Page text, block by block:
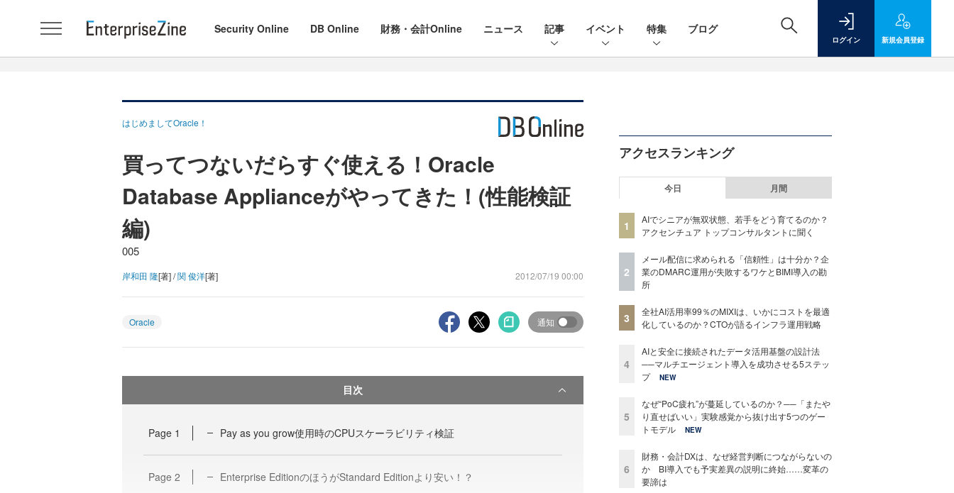
Security Online DB Online 財務・会計Online ニュース 記事 イベント 特集 ブログ
ログイン 新規会員登録
はじめましてOracle！
買ってつないだらすぐ使える！Oracle
Database Applianceがやってきた！(性能検証
編)
005
岸和田 隆[著] /関 俊洋[著] 2012/07/19 00:00
Oracle 通知
目次
Page 1 Pay as you grow使用時のCPUスケーラビリティ検証
Page 2 Enterprise EditionのほうがStandard Editionより安い！？
アクセスランキング
今日 月間
1
AIでシニアが無双状態、若手をどう育てるのか？
アクセンチュア トップコンサルタントに聞く
2
メール配信に求められる「信頼性」は十分か？企
業のDMARC運用が失敗するワケとBIMI導入の勘
所
3
全社AI活用率99％のMIXIは、いかにコストを最適
化しているのか？CTOが語るインフラ運用戦略
4
AIと安全に接続されたデータ活用基盤の設計法
──マルチエージェント導入を成功させる5ステッ
プ
NEW
5
なぜ“PoC疲れ”が蔓延しているのか？──「またや
り直せばいい」実験感覚から抜け出す5つのゲー
トモデル
NEW
6
財務・会計DXは、なぜ経営判断につながらないの
か BI導入でも予実差異の説明に終始……変革の
要諦は